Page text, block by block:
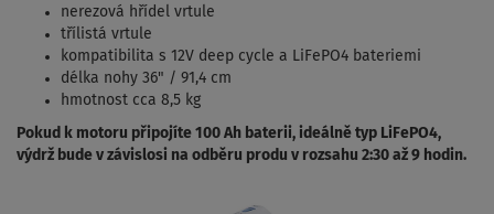
nerezová hřídel vrtule
třílistá vrtule
kompatibilita s 12V deep cycle a LiFePO4 bateriemi
délka nohy 36" / 91,4 cm
hmotnost cca 8,5 kg
Pokud k motoru připojíte 100 Ah baterii, ideálně typ LiFePO4,
výdrž bude v závislosi na odběru produ v rozsahu 2:30 až 9 hodin.